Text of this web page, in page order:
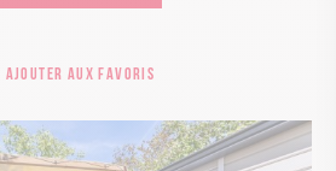
Ajouter aux favoris